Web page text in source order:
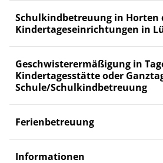
Schulkindbetreuung in Horten
Kindertageseinrichtungen in
Geschwisterermäßigung in
Kindertagesstätte oder
Schule/Schulkindbetreuung
Ferienbetreuung
Informationen